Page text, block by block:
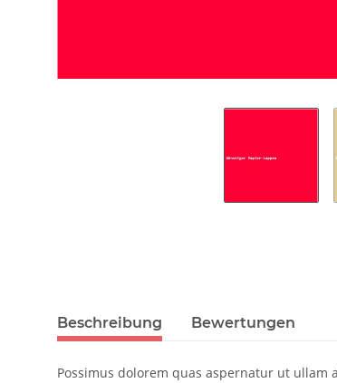
Beschreibung Bewertungen
Possimus dolorem quas aspernatur ut